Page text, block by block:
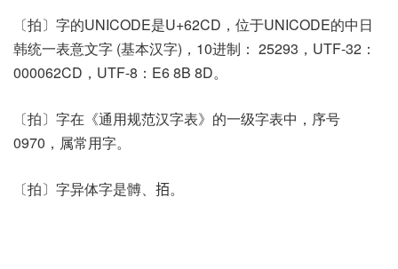
〔拍〕字的UNICODE是U+62CD，位于UNICODE的中日
韩统一表意文字 (基本汉字)，10进制： 25293，UTF-32：
000062CD，UTF-8：E6 8B 8D。
〔拍〕字在《通用规范汉字表》的一级字表中，序号
0970，属常用字。
〔拍〕字异体字是髆、𢫦。